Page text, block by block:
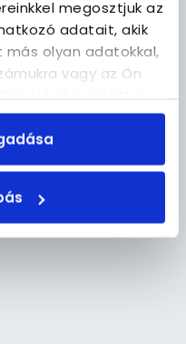
megosztjuk az
adatait, akik
olyan adatokkal,
vagy az Ön